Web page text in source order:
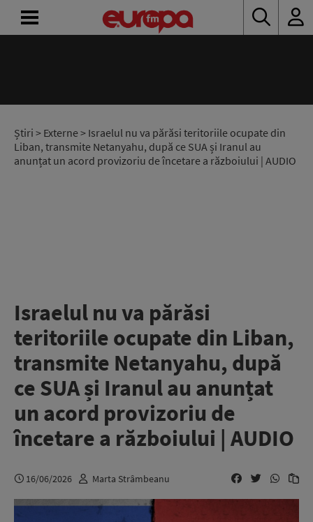
Știri > Externe> Israelul nu va părăsi teritoriile ocupate din
Liban, transmite Netanyahu, după ce SUA și Iranul au
anunțat un acord provizoriu de încetare a războiului | AUDIO
Israelul nu va părăsi
teritoriile ocupate din Liban,
transmite Netanyahu, după
ce SUA și Iranul au anunțat
un acord provizoriu de
încetare a războiului | AUDIO
16/06/2026 Marta Strâmbeanu
RADIO
CONCURSURI